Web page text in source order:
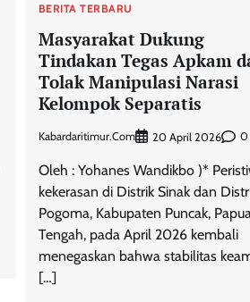
BERITA TERBARU
Masyarakat Dukung
Tindakan Tegas Apkam
Tolak Manipulasi Narasi
Kelompok Separatis
Kabardaritimur.com 20 April 2026 0
Oleh : Yohanes Wandikbo )*
kekerasan di Distrik Sinak dan
Pogoma, Kabupaten Puncak,
Tengah, pada April 2026 kembali
menegaskan bahwa stabilitas
[…]